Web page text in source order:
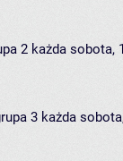
2 każda sobota,
3 każda